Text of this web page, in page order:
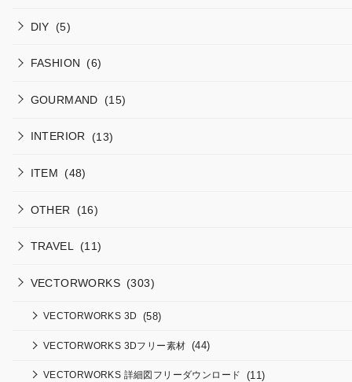
DIY (5)
FASHION (6)
GOURMAND (15)
INTERIOR (13)
ITEM (48)
OTHER (16)
TRAVEL (11)
VECTORWORKS (303)
VECTORWORKS 3D (58)
VECTORWORKS 3Dフリー素材 (44)
VECTORWORKS 詳細図フリーダウンロード (11)